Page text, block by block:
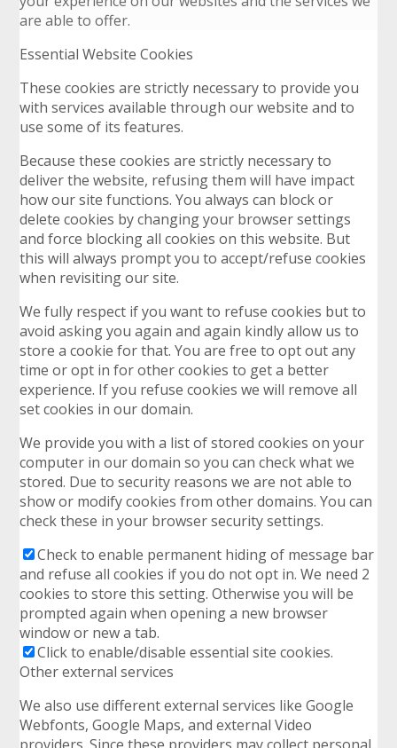
are able to offer.
Essential Website Cookies
These cookies are strictly necessary to provide you
with services available through our website and to
use some of its features.
Because these cookies are strictly necessary to
deliver the website, refusing them will have impact
how our site functions. You always can block or
delete cookies by changing your browser settings
and force blocking all cookies on this website. But
this will always prompt you to accept/refuse cookies
when revisiting our site.
We fully respect if you want to refuse cookies but to
avoid asking you again and again kindly allow us to
store a cookie for that. You are free to opt out any
time or opt in for other cookies to get a better
experience. If you refuse cookies we will remove all
set cookies in our domain.
We provide you with a list of stored cookies on your
computer in our domain so you can check what we
stored. Due to security reasons we are not able to
show or modify cookies from other domains. You can
check these in your browser security settings.
Check to enable permanent hiding of message bar
and refuse all cookies if you do not opt in. We need 2
cookies to store this setting. Otherwise you will be
prompted again when opening a new browser
window or new a tab.
Click to enable/disable essential site cookies.
Other external services
We also use different external services like Google
Webfonts, Google Maps, and external Video